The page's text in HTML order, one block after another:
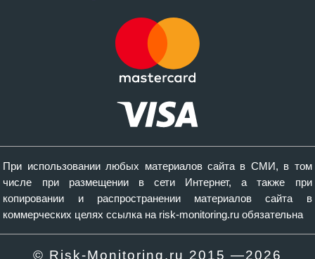
При использовании любых материалов сайта в СМИ, в том
числе при размещении в сети Интернет, а также при
копировании и распространении материалов сайта в
коммерческих целях ссылка на risk-monitoring.ru обязательна
© Risk-Monitoring.ru 2015 —2026